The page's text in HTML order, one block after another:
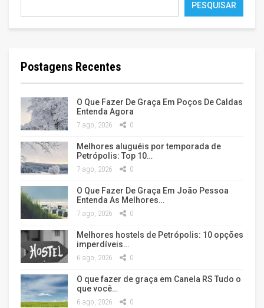
PESQUISAR
Postagens Recentes
O Que Fazer De Graça Em Poços De Caldas
Entenda Agora
7 ago, 2026 0
Melhores aluguéis por temporada de
Petrópolis: Top 10…
7 ago, 2026 0
O Que Fazer De Graça Em João Pessoa
Entenda As Melhores…
7 ago, 2026 0
Melhores hostels de Petrópolis: 10 opções
imperdíveis…
6 ago, 2026 0
O que fazer de graça em Canela RS Tudo o
que você…
6 ago, 2026 0